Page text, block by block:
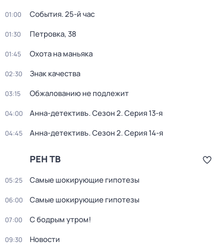
01:00 События. 25-й час
01:30 Петровка, 38
01:45 Охота на маньяка
02:30 Знак качества
03:15 Обжалованию не подлежит
04:00 Анна-детективъ. Сезон 2. Серия 13-я
04:45 Анна-детективъ. Сезон 2. Серия 14-я
РЕН ТВ
05:25 Самые шoкиpующие гипотезы
06:00 Самые шoкиpующие гипотезы
07:00 С бодрым утром!
09:30 Новости